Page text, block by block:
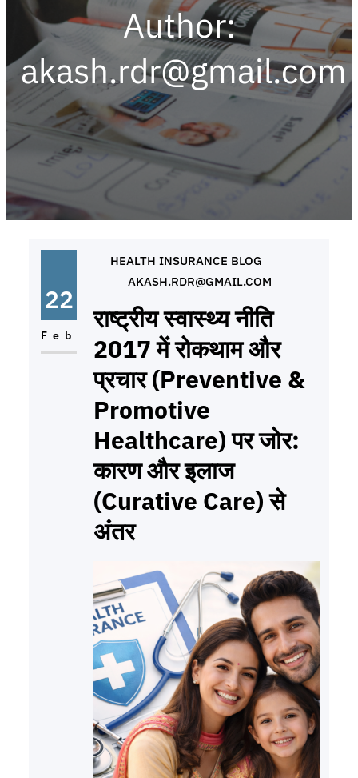
Author:
akash.rdr@gmail.com
22
Feb
HEALTH INSURANCE BLOG
AKASH.RDR@GMAIL.COM
राष्ट्रीय स्वास्थ्य नीति
2017 में रोकथाम और
प्रचार (Preventive &
Promotive
Healthcare) पर जोर:
कारण और इलाज
(Curative Care) से
अंतर